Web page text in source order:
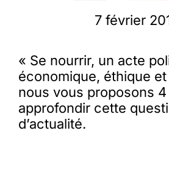
Nous soutenir
La revue
7 février
« Se nourrir, un acte
économique, éthique
nous vous proposons
approfondir cette
d’actualité.